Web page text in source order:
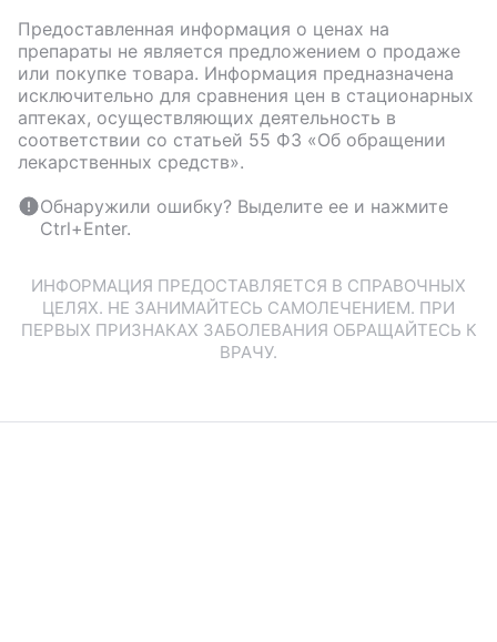
Предоставленная информация о ценах на
препараты не является предложением о продаже
или покупке товара. Информация предназначена
исключительно для сравнения цен в стационарных
аптеках, осуществляющих деятельность в
соответствии со статьей 55 ФЗ «Об обращении
лекарственных средств».
Обнаружили ошибку? Выделите ее и нажмите
Ctrl+Enter.
ИНФОРМАЦИЯ ПРЕДОСТАВЛЯЕТСЯ В СПРАВОЧНЫХ
ЦЕЛЯХ. НЕ ЗАНИМАЙТЕСЬ САМОЛЕЧЕНИЕМ. ПРИ
ПЕРВЫХ ПРИЗНАКАХ ЗАБОЛЕВАНИЯ ОБРАЩАЙТЕСЬ К
ВРАЧУ.